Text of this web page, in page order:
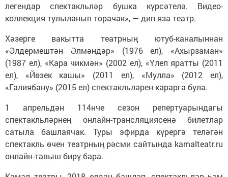
легендар спектакльләр бушка күрсәтелә. Видео-
коллекция тулыланып торачак», — дип яза театр.
Хәзерге вакытта театрның ютуб-каналыннан
«Әлдермештән Әлмәндәр» (1976 ел), «Ахырзаман»
(1987 ел), «Кара чикмән» (2002 ел), «Үлеп яратты (2011
ел), «Йөзек кашы» (2011 ел), «Мулла» (2012 ел),
«Галиябану» (2015 ел) спектакльләрен карарга була.
1 апрельдән 114нче сезон репертуарындагы
спектакльләрнең онлайн-трансляциясенә билетлар
сатыла башлаячак. Туры эфирда күрергә теләгән
спектакль өчен театрның рәсми сайтында kamalteatr.ru
онлайн-тавыш бирү бара.